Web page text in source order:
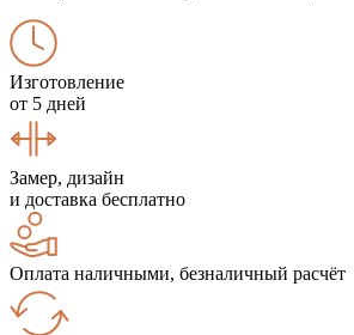
Изготовление
от 5 дней
Замер, дизайн
и доставка бесплатно
Оплата наличными, безналичный расчёт